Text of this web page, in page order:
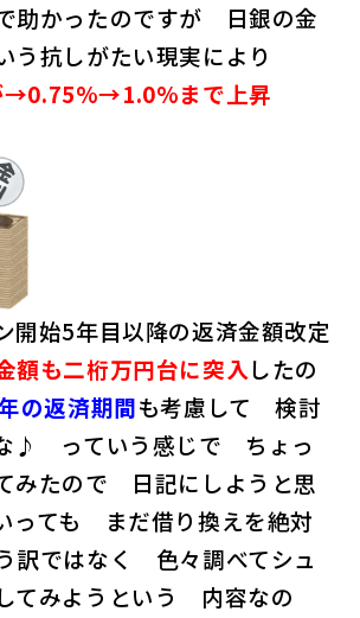
助かったのですが 日銀の金
う抗しがたい現実により
→0.75%→1.0%まで上昇
始5年目以降の返済金額改定
額も二桁万円台に突入したの
の返済期間も考慮して 検討
♪ っていう感じで ちょっ
みたので 日記にしようと思
っても まだ借り換えを絶対
訳ではなく 色々調べてシュ
てみようという 内容なの